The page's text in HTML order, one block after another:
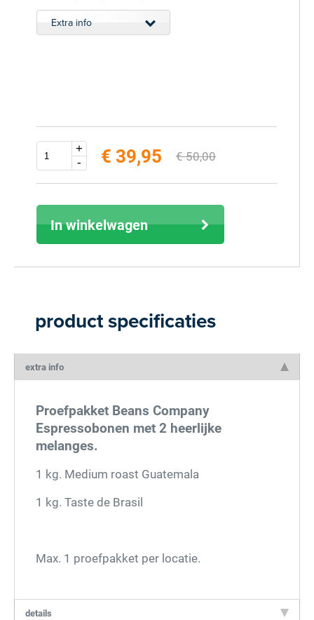
Extra info
+
-
€ 39,95 € 50,00
In winkelwagen
product specificaties
extra info
Proefpakket Beans Company
Espressobonen met 2 heerlijke
melanges.
1 kg. Medium roast Guatemala
1 kg. Taste de Brasil
Max. 1 proefpakket per locatie.
details